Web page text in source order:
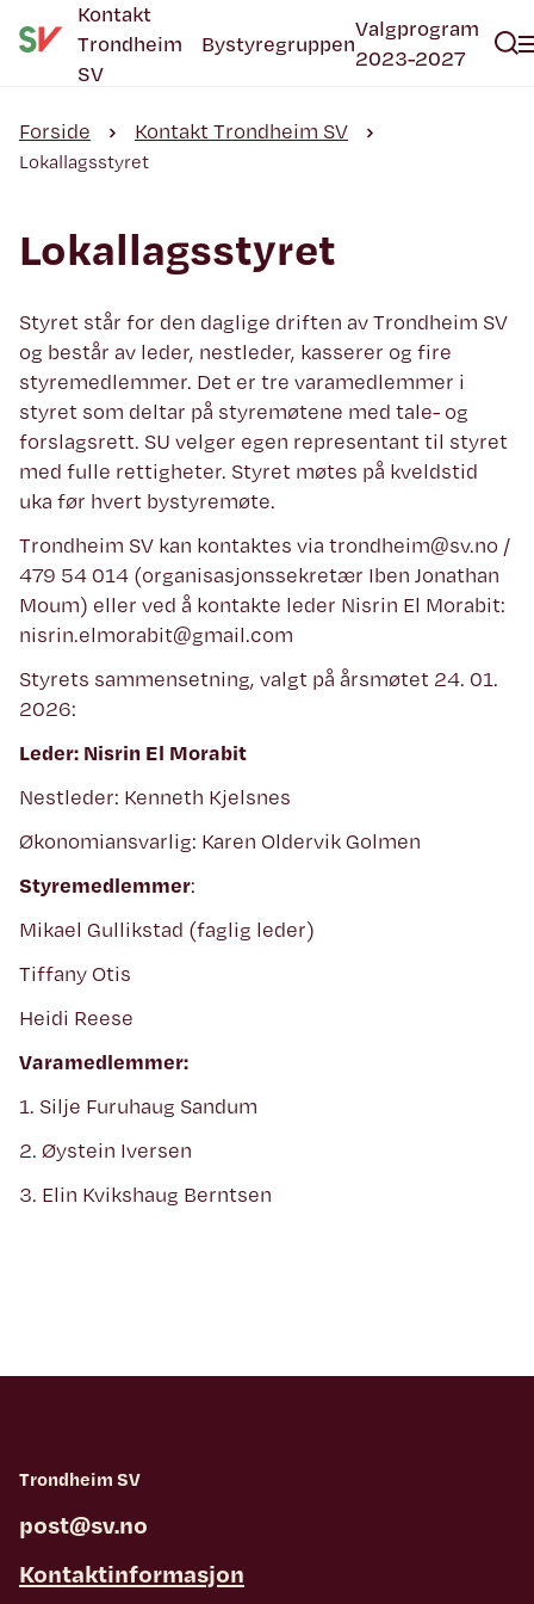
Kontakt
Trondheim
SV
Bystyregruppen
Valgprogram
2023-2027
Forside Kontakt Trondheim SV
Lokallagsstyret
Lokallagsstyret
Styret står for den daglige driften av Trondheim SV
og består av leder, nestleder, kasserer og fire
styremedlemmer. Det er tre varamedlemmer i
styret som deltar på styremøtene med tale- og
forslagsrett. SU velger egen representant til styret
med fulle rettigheter. Styret møtes på kveldstid
uka før hvert bystyremøte.
Trondheim SV kan kontaktes via trondheim@sv.no /
479 54 014 (organisasjonssekretær Iben Jonathan
Moum) eller ved å kontakte leder Nisrin El Morabit:
nisrin.elmorabit@gmail.com
Styrets sammensetning, valgt på årsmøtet 24. 01.
2026:
Leder: Nisrin El Morabit
Nestleder: Kenneth Kjelsnes
Økonomiansvarlig: Karen Oldervik Golmen
Styremedlemmer:
Mikael Gullikstad (faglig leder)
Tiffany Otis
Heidi Reese
Varamedlemmer:
1. Silje Furuhaug Sandum
2. Øystein Iversen
3. Elin Kvikshaug Berntsen
Trondheim SV
post@sv.no
Kontaktinformasjon